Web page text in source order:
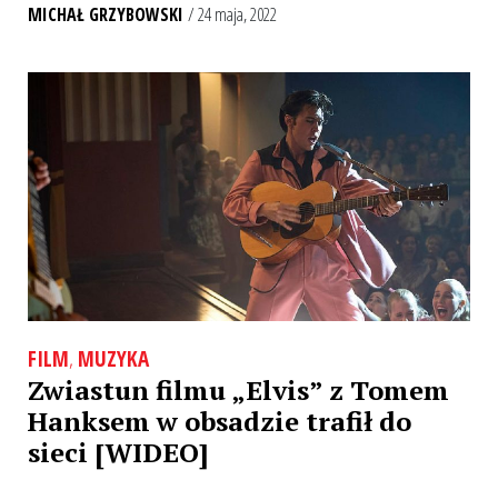
MICHAŁ GRZYBOWSKI / 24 maja, 2022
FILM, MUZYKA
Zwiastun filmu „Elvis” z Tomem
Hanksem w obsadzie trafił do
sieci [WIDEO]